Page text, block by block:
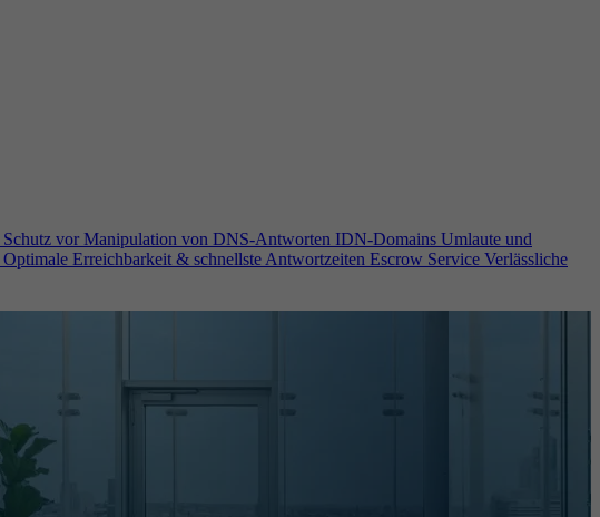
Schutz vor Manipulation von DNS-Antworten IDN-Domains Umlaute und
Optimale Erreichbarkeit & schnellste Antwortzeiten Escrow Service Verlässliche